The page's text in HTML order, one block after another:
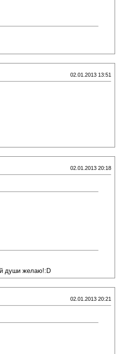
02.01.2013 13:51
02.01.2013 20:18
души желаю!:D
02.01.2013 20:21